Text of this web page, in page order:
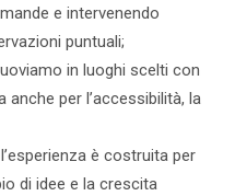
e intervenendo
puntuali;
in luoghi scelti con
per l’accessibilità, la
è costruita per
di idee e la crescita